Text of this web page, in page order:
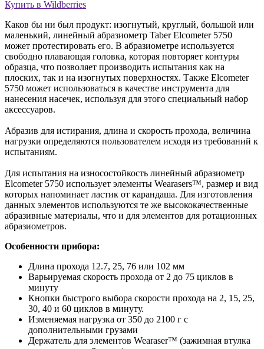
Купить в Wildberries
Каков бы ни был продукт: изогнутый, круглый, большой или
маленький, линейный абразиометр Taber Elcometer 5750
может протестировать его. В абразиометре используется
свободно плавающая головка, которая повторяет контуры
образца, что позволяет производить испытания как на
плоских, так и на изогнутых поверхностях. Также Elcometer
5750 может использоваться в качестве инструмента для
нанесения насечек, используя для этого специальный набор
аксессуаров.
Абразив для истирания, длина и скорость прохода, величина
нагрузки определяются пользователем исходя из требований к
испытаниям.
Для испытания на износостойкость линейный абразиометр
Elcometer 5750 использует элементы Wearasers™, размер и вид
которых напоминает ластик от карандаша. Для изготовления
данных элементов используются те же высококачественные
абразивные материалы, что и для элементов для ротационных
абразиометров.
Особенности прибора:
Длина прохода 12.7, 25, 76 или 102 мм
Варьируемая скорость прохода от 2 до 75 циклов в
минуту
Кнопки быстрого выбора скорости прохода на 2, 15, 25,
30, 40 и 60 циклов в минуту.
Изменяемая нагрузка от 350 до 2100 г с
дополнительными грузами
Держатель для элементов Wearaser™ (зажимная втулка